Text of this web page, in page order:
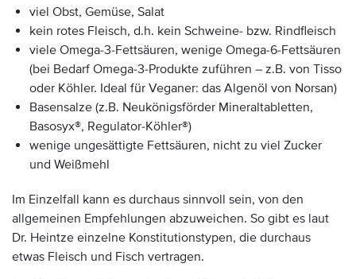
viel Obst, Gemüse, Salat
kein rotes Fleisch, d.h. kein Schweine- bzw. Rindfleisch
viele Omega-3-Fettsäuren, wenige Omega-6-Fettsäuren
(bei Bedarf Omega-3-Produkte zuführen – z.B. von Tisso
oder Köhler. Ideal für Veganer: das Algenöl von Norsan)
Basensalze (z.B. Neukönigsförder Mineraltabletten,
Basosyx®, Regulator-Köhler®)
wenige ungesättigte Fettsäuren, nicht zu viel Zucker
und Weißmehl
Im Einzelfall kann es durchaus sinnvoll sein, von den
allgemeinen Empfehlungen abzuweichen. So gibt es laut
Dr. Heintze einzelne Konstitutionstypen, die durchaus
etwas Fleisch und Fisch vertragen.